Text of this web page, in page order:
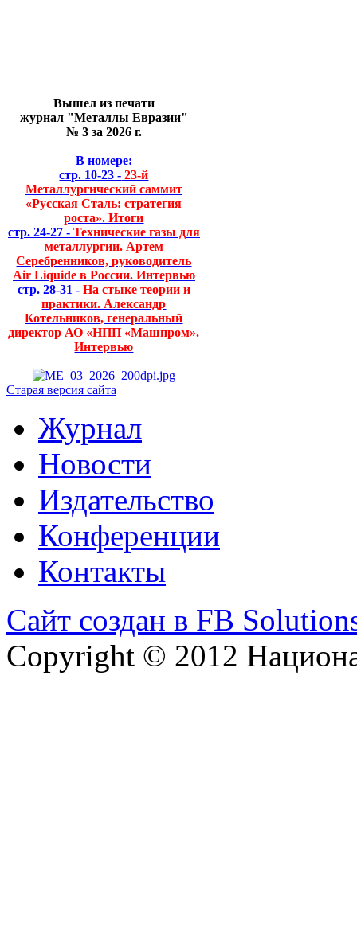
Вышел из печати
журнал "Металлы Евразии"
№ 3 за 2026 г.
В номере:
стр. 10-23 - 23-й
Металлургический саммит
«Русская Сталь: стратегия
роста». Итоги
стр. 24-27 - Технические газы для
металлургии. Артем
Серебренников, руководитель
Air Liquide в России. Интервью
стр. 28-31 - На стыке теории и
практики. Александр
Котельников, генеральный
директор АО «НПП «Машпром».
Интервью
Старая версия сайта
Журнал
Новости
Издательство
Конференции
Контакты
Сайт создан в FB
Copyright © 2012